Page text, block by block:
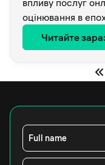
впливу послуг
оцінювання в
Читайте
Full name